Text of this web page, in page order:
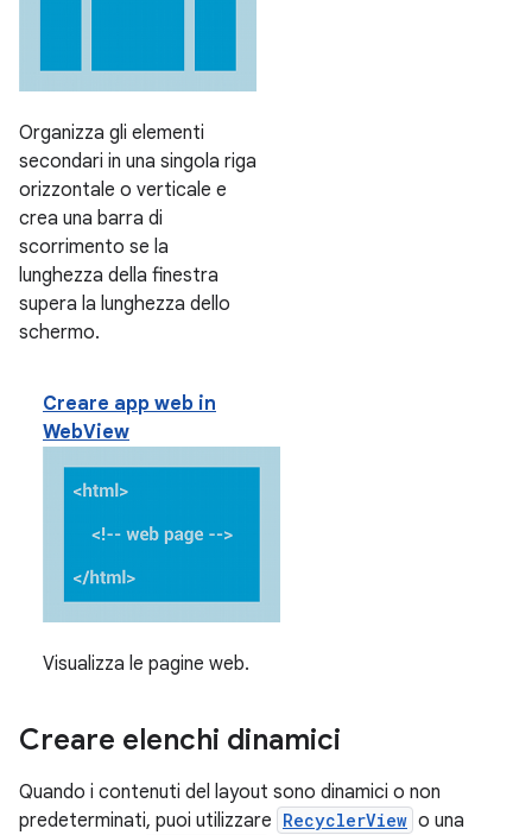
Organizza gli elementi
secondari in una singola riga
orizzontale o verticale e
crea una barra di
scorrimento se la
lunghezza della finestra
supera la lunghezza dello
schermo.
Creare app web in
WebView
Visualizza le pagine web.
Creare elenchi dinamici
Quando i contenuti del layout sono dinamici o non
predeterminati, puoi utilizzare RecyclerView o una